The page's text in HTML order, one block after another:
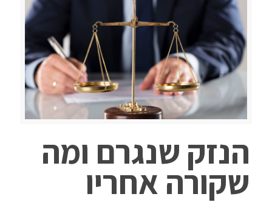
הנזק שנגרם ומה
שקורה אחריו